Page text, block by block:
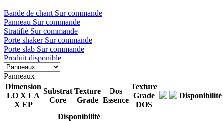
Bande de chant Sur commande
Panneau Sur commande
Stratifié Sur commande
Porte shaker Sur commande
Porte slab Sur commande
Produit disponible
Panneaux
Dimension
LO X LA
X EP
Substrat
Core
Texture
Grade
Dos
Essence
Texture
Grade
DOS
Disponibilité
Disponibilité